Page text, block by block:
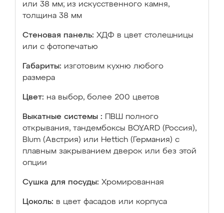
или 38 мм; из искусственного камня,
толщина 38 мм
Стеновая панель: ХДФ в цвет столешницы
или с фотопечатью
Габариты: изготовим кухню любого
размера
Цвет: на выбор, более 200 цветов
Выкатные системы :
ПВШ полного
открывания, тандембоксы BOYARD (Россия),
Blum (Австрия) или Hettich (Германия) с
плавным закрыванием дверок или без этой
опции
Сушка для посуды: Хромированная
Цоколь: в цвет фасадов или корпуса